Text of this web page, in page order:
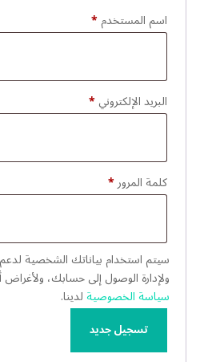
اسم المستخدم*مطلوبة
البريد الإلكتروني*مطلوبة
كلمة المرور*مطلوبة
سيتم استخدام بياناتك الشخصية
ولإدارة الوصول إلى حسابك،
سياسة الخصوصية لدينا.
تسجيل جديد